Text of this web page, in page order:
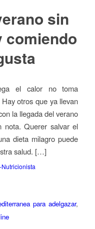
sin
comiendo
el calor no toma
otros que ya llevan
la llegada del verano
nota. Querer salvar el
dieta milagro puede
salud. […]
para adelgazar,